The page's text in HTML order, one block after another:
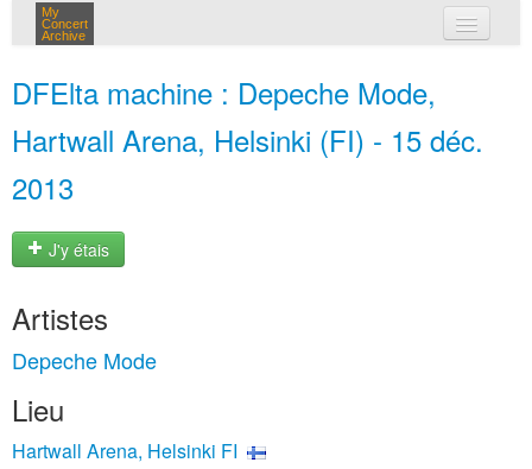
My
Concert
Archive
DFElta machine : Depeche Mode,
Hartwall Arena, Helsinki (FI) - 15 déc.
2013
J'y étais
Artistes
Depeche Mode
Lieu
Hartwall Arena, Helsinki FI